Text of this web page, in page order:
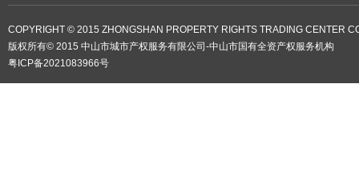
COPYRIGHT © 2015 ZHONGSHAN PROPERTY RIGHTS TRADING CENTER
版权所有© 2015 中山市城市产权服务有限公司-中山市国有全资产权服务机构
粤ICP备2021083966号